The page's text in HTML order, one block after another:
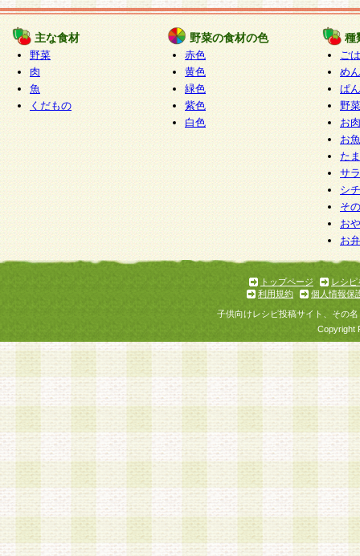
主な食材
野菜
肉
魚
くだもの
野菜の食材の色
赤色
黄色
緑色
紫色
白色
種
ご
めん
ぱん
野
お
お
た
サ
シ
そ
お
お
トップページ
レシピ
利用規約
個人情報保
子供向けレシピ投稿サイト、その
Copyright